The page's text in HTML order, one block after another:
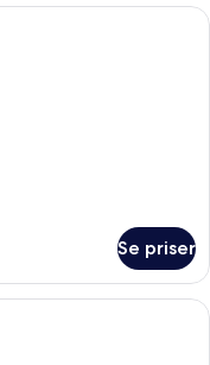
med en seng, et
Se priser
med to senge, et